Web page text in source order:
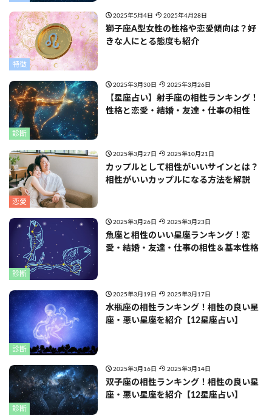
特徴
2025年5月4日 2025年4月28日
獅子座A型女性の性格や恋愛傾向は？好
きな人にとる態度も紹介
診断
2025年3月30日 2025年3月26日
【星座占い】射手座の相性ランキング！
性格と恋愛・結婚・友達・仕事の相性
恋愛
2025年3月27日 2025年10月21日
カップルとして相性がいいサインとは？
相性がいいカップルになる方法を解説
診断
2025年3月26日 2025年3月23日
魚座と相性のいい星座ランキング！恋
愛・結婚・友達・仕事の相性＆基本性格
診断
2025年3月19日 2025年3月17日
水瓶座の相性ランキング！相性の良い星
座・悪い星座を紹介【12星座占い】
診断
2025年3月16日 2025年3月14日
双子座の相性ランキング！相性の良い星
座・悪い星座を紹介【12星座占い】